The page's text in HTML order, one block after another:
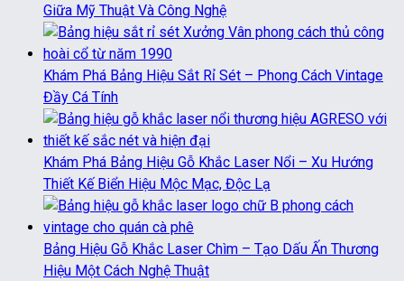
Giữa Mỹ Thuật Và Công Nghệ
Khám Phá Bảng Hiệu Sắt Rỉ Sét – Phong Cách Vintage
Đầy Cá Tính
Khám Phá Bảng Hiệu Gỗ Khắc Laser Nổi – Xu Hướng
Thiết Kế Biển Hiệu Mộc Mạc, Độc Lạ
Bảng Hiệu Gỗ Khắc Laser Chìm – Tạo Dấu Ấn Thương
Hiệu Một Cách Nghệ Thuật